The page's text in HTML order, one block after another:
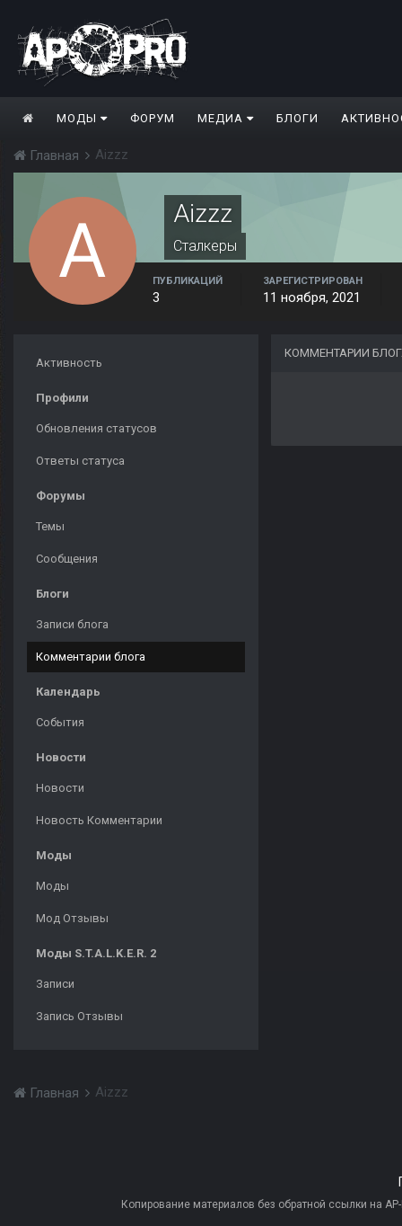
МОДЫ ФОРУМ МЕДИА БЛОГИ
Главная Aizzz
Aizzz
Сталкеры
ПУБЛИКАЦИЙ
3
ЗАРЕГИСТРИРОВАН
11 ноября, 2021
Активность
Профили
Обновления статусов
Ответы статуса
Форумы
Темы
Сообщения
Блоги
Записи блога
Комментарии блога
Календарь
События
Новости
Новости
Новость Комментарии
Моды
Моды
Мод Отзывы
Моды S.T.A.L.K.E.R. 2
Записи
Запись Отзывы
КОММЕНТАРИИ
Главная Aizzz
Копирование материалов без обратной ссылки на